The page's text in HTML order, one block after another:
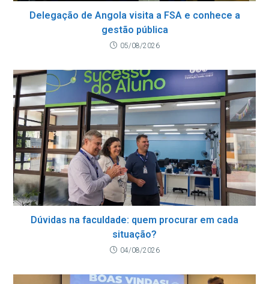
Delegação de Angola visita a FSA e conhece a
gestão pública
05/08/2026
Dúvidas na faculdade: quem procurar em cada
situação?
04/08/2026